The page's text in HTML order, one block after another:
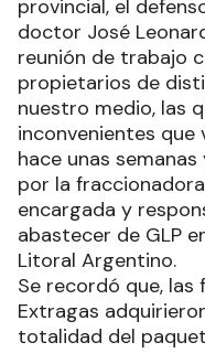
provincial, el
doctor José
reunión de trabajo
propietarios de
nuestro medio, las
inconvenientes que
hace unas
por la
encargada y
abastecer de GLP
Litoral Argentino.
Se recordó que, las
Extragas
totalidad del